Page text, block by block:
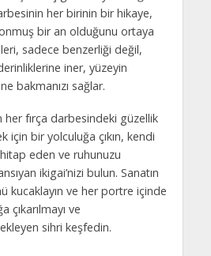
her birinin bir hikaye,
bir an olduğunu ortaya
sadece benzerliği değil,
iner, yüzeyin
bakmanızı sağlar.
her fırça darbesindeki güzellik
için bir yolculuğa çıkın, kendi
eden ve ruhunuzu
ikigai’nizi bulun. Sanatın
kucaklayın ve her portre içinde
çıkarılmayı ve
sihri keşfedin.